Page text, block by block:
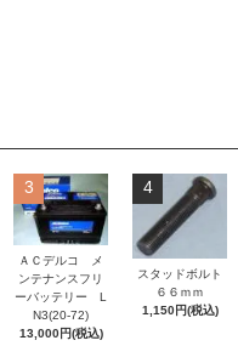
3
ＡＣデルコ メ
ンテナンスフリ
ーバッテリー L
N3(20-72)
13,000円(税込)
4
スタッドボルト
６６ｍｍ
1,150円(税込)